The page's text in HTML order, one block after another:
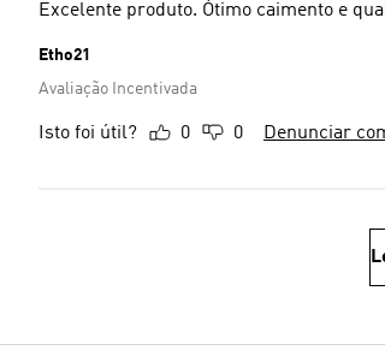
Excelente produto. Ótimo caimento e
Etho21
Avaliação Incentivada
Isto foi útil? 0 0 Denunciar